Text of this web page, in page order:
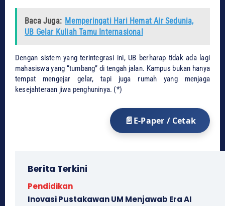
Baca Juga: Memperingati Hari Hemat Air Sedunia,
UB Gelar Kuliah Tamu Internasional
​Dengan sistem yang terintegrasi ini, UB berharap tidak ada lagi
mahasiswa yang “tumbang” di tengah jalan. Kampus bukan hanya
tempat mengejar gelar, tapi juga rumah yang menjaga
kesejahteraan jiwa penghuninya. (*)
E-Paper / Cetak
Berita Terkini
Pendidikan
Inovasi Pustakawan UM Menjawab Era AI